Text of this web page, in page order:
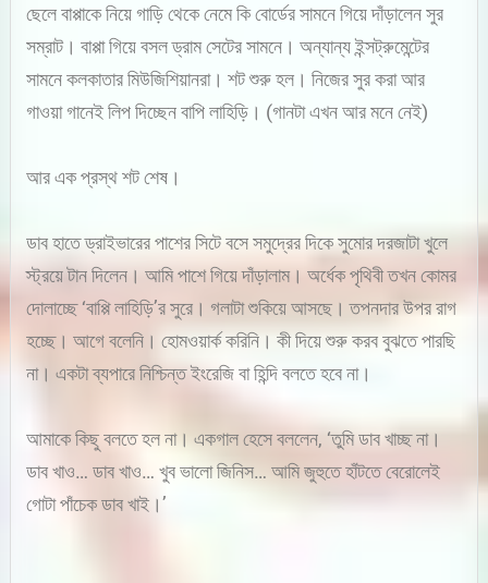
ছেলে বাপ্পাকে নিয়ে গাড়ি থেকে নেমে কি বোর্ডের সামনে গিয়ে দাঁড়ালেন সুর
সম্রাট। বাপ্পা গিয়ে বসল ড্রাম সেটের সামনে। অন্যান্য ইন্সট্রুমেন্টের
সামনে কলকাতার মিউজিশিয়ানরা। শট শুরু হল। নিজের সুর করা আর
গাওয়া গানেই লিপ দিচ্ছেন বাপি লাহিড়ি। (গানটা এখন আর মনে নেই)
আর এক প্রস্থ শট শেষ।
ডাব হাতে ড্রাইভারের পাশের সিটে বসে সমুদ্রের দিকে সুমোর দরজাটা খুলে
স্ট্রয়ে টান দিলেন। আমি পাশে গিয়ে দাঁড়ালাম। অর্ধেক পৃথিবী তখন কোমর
দোলাচ্ছে ‘বাপ্পি লাহিড়ি’র সুরে। গলাটা শুকিয়ে আসছে। তপনদার উপর রাগ
হচ্ছে। আগে বলেনি। হোমওয়ার্ক করিনি। কী দিয়ে শুরু করব বুঝতে পারছি
না। একটা ব্যপারে নিশ্চিন্ত ইংরেজি বা হিন্দি বলতে হবে না।
আমাকে কিছু বলতে হল না। একগাল হেসে বললেন, ‘তুমি ডাব খাচ্ছ না।
ডাব খাও… ডাব খাও… খুব ভালো জিনিস… আমি জুহুতে হাঁটতে বেরোলেই
গোটা পাঁচেক ডাব খাই।’